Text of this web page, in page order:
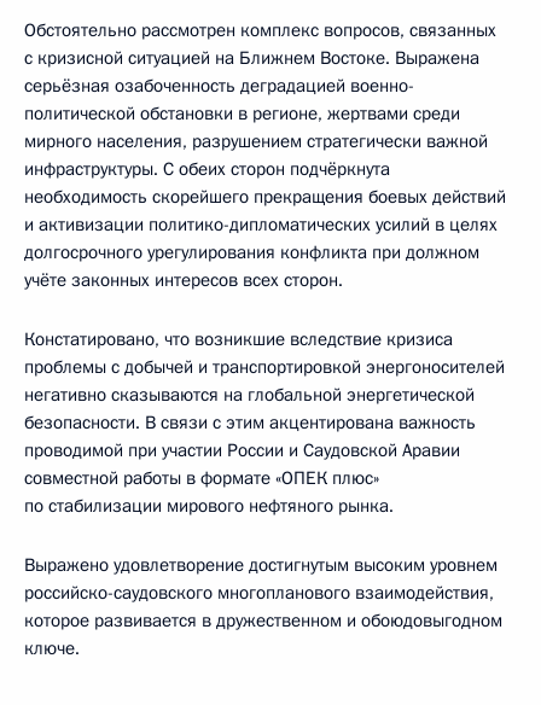
Обстоятельно рассмотрен комплекс вопросов, связанных
с кризисной ситуацией на Ближнем Востоке. Выражена
серьёзная озабоченность деградацией военно-
политической обстановки в регионе, жертвами среди
мирного населения, разрушением стратегически важной
инфраструктуры. С обеих сторон подчёркнута
необходимость скорейшего прекращения боевых действий
и активизации политико-дипломатических усилий в целях
долгосрочного урегулирования конфликта при должном
учёте законных интересов всех сторон.
Констатировано, что возникшие вследствие кризиса
проблемы с добычей и транспортировкой энергоносителей
негативно сказываются на глобальной энергетической
безопасности. В связи с этим акцентирована важность
проводимой при участии России и Саудовской Аравии
совместной работы в формате «ОПЕК плюс»
по стабилизации мирового нефтяного рынка.
Выражено удовлетворение достигнутым высоким уровнем
российско-саудовского многопланового взаимодействия,
которое развивается в дружественном и обоюдовыгодном
ключе.